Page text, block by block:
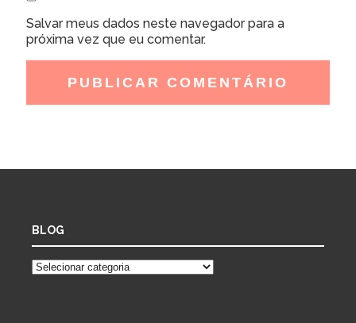
Salvar meus dados neste navegador para a
próxima vez que eu comentar.
BLOG